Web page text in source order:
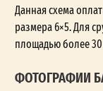
Данная схема
размера 6×5. Для
площадью более
ФОТОГРАФИИ